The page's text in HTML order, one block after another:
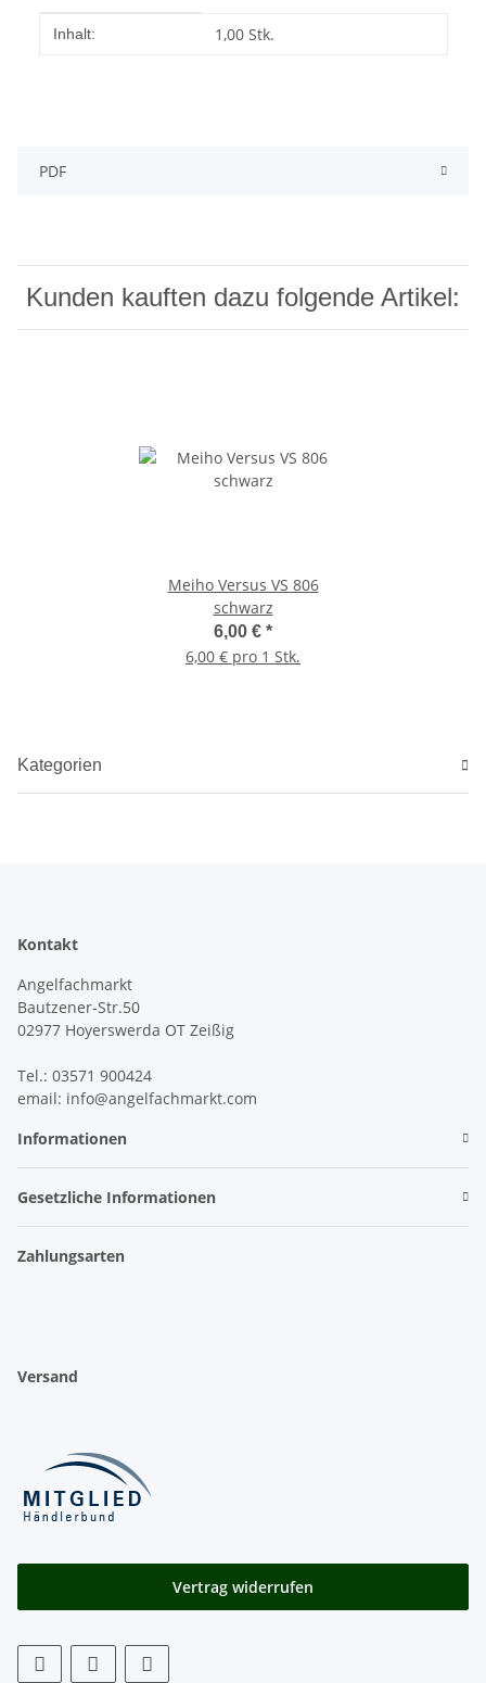
Produkteigenschaft
Wert
Inhalt: 1,00 Stk.
PDF
Kunden kauften dazu folgende Artikel:
Meiho Versus VS 806
schwarz
6,00 € *
6,00 € pro 1 Stk.
Kategorien
Kontakt
Angelfachmarkt
Bautzener-Str.50
02977 Hoyerswerda OT Zeißig
Tel.: 03571 900424
email: info@angelfachmarkt.com
Informationen
Gesetzliche Informationen
Zahlungsarten
Versand
Vertrag widerrufen